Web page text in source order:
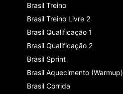
Brasil Treino
Brasil Treino Livre 2
Brasil Qualificação 1
Brasil Qualificação 2
Brasil Sprint
Brasil Aquecimento (Warmup)
Brasil Corrida